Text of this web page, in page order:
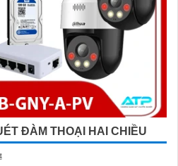
ĐÀM THOẠI HAI CHIỀU